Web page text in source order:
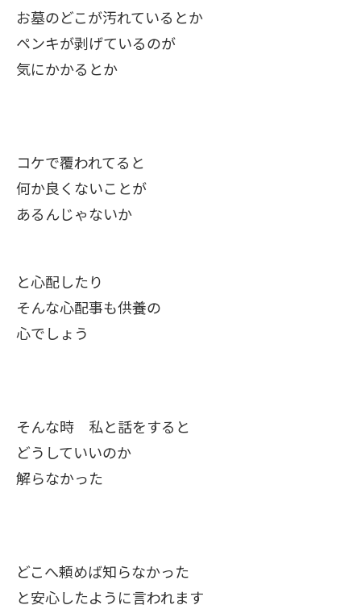
お墓のどこが汚れているとか
ペンキが剥げているのが
気にかかるとか
コケで覆われてると
何か良くないことが
あるんじゃないか
と心配したり
そんな心配事も供養の
心でしょう
そんな時 私と話をすると
どうしていいのか
解らなかった
どこへ頼めば知らなかった
と安心したように言われます